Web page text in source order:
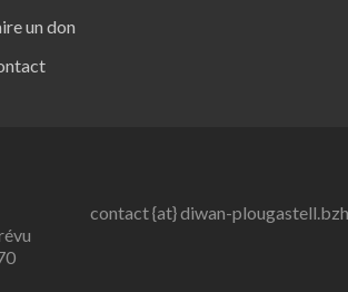
un don
contact {at} diwan-plougastell.bzh